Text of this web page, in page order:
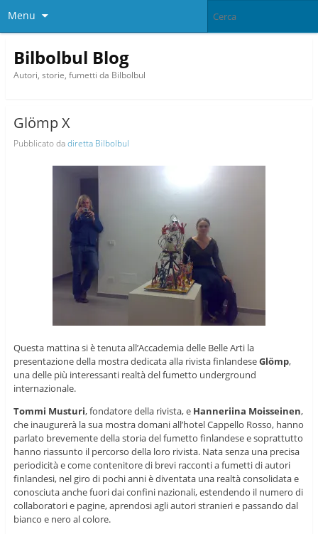
Menu
Bilbolbul Blog
Autori, storie, fumetti da Bilbolbul
Glömp X
Pubblicato dadiretta Bilbolbul
Questa mattina si è tenuta all’Accademia delle Belle Arti la
presentazione della mostra dedicata alla rivista finlandeseGlömp,
una delle più interessanti realtà del fumetto underground
internazionale.
Tommi Musturi, fondatore della rivista, e Hanneriina Moisseinen,
che inaugurerà la sua mostra domani all’hotel Cappello Rosso, hanno
parlato brevemente della storia del fumetto finlandese e soprattutto
hanno riassunto il percorso della loro rivista. Nata senza una precisa
periodicità e come contenitore di brevi racconti a fumetti di autori
finlandesi, nel giro di pochi anni è diventata una realtà consolidata e
conosciuta anche fuori dai confini nazionali, estendendo il numero di
collaboratori e pagine, aprendosi agli autori stranieri e passando dal
bianco e nero al colore.